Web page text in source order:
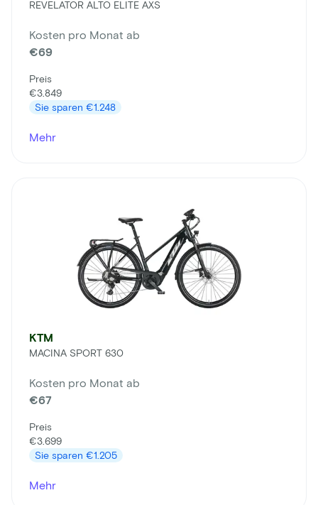
REVELATOR ALTO ELITE AXS
Kosten pro Monat ab
€69
Preis
€3.849
Sie sparen €1.248
Mehr
KTM
MACINA SPORT 630
Kosten pro Monat ab
€67
Preis
€3.699
Sie sparen €1.205
Mehr